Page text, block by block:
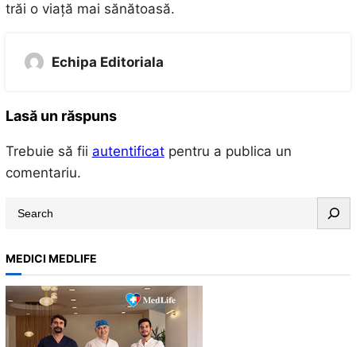
trăi o viață mai sănătoasă.
Echipa Editoriala
Lasă un răspuns
Trebuie să fii autentificatpentru a publica un
comentariu.
a
r
c
h
MEDICI MEDLIFE